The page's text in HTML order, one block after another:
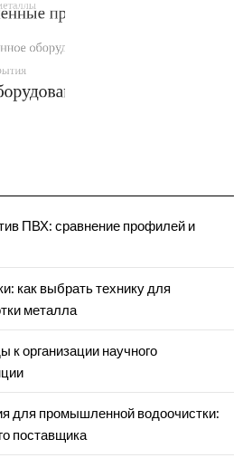
ПВХ: сравнение профилей и
как выбрать технику для
металла
организации научного
для промышленной водоочистки:
поставщика